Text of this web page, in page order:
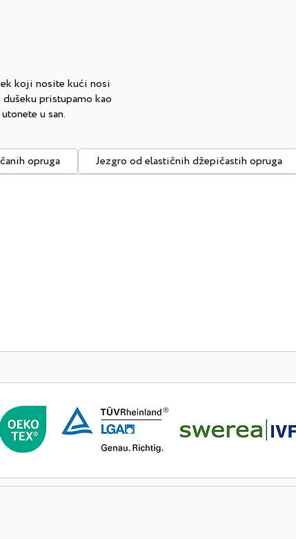
koji nosite kući nosi
pristupamo kao
u san.
opruga Jezgro od elastičnih džepičastih opruga